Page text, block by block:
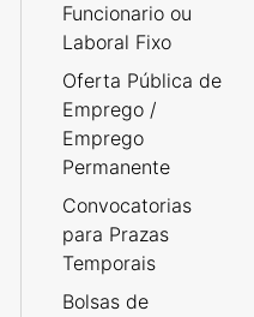
Funcionario ou
Laboral Fixo
Oferta Pública de
Emprego /
Emprego
Permanente
Convocatorias
para Prazas
Temporais
Bolsas de